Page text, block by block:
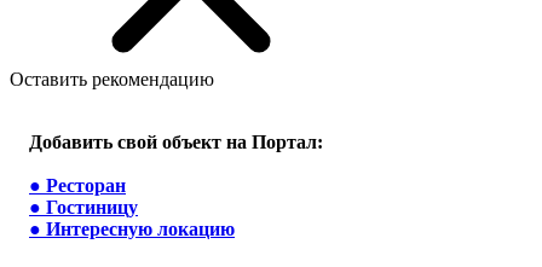
Оставить рекомендацию
Добавить свой объект на Портал:
● Ресторан
● Гостиницу
● Интересную локацию